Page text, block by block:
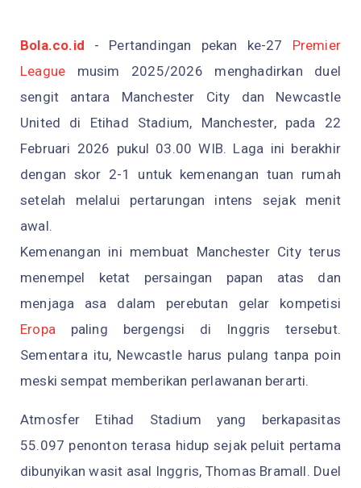
Bola.co.id - Pertandingan pekan ke-27 Premier
League musim 2025/2026 menghadirkan duel
sengit antara Manchester City dan Newcastle
United di Etihad Stadium, Manchester, pada 22
Februari 2026 pukul 03.00 WIB. Laga ini berakhir
dengan skor 2-1 untuk kemenangan tuan rumah
setelah melalui pertarungan intens sejak menit
awal.
Kemenangan ini membuat Manchester City terus
menempel ketat persaingan papan atas dan
menjaga asa dalam perebutan gelar kompetisi
Eropa paling bergengsi di Inggris tersebut.
Sementara itu, Newcastle harus pulang tanpa poin
meski sempat memberikan perlawanan berarti.
Atmosfer Etihad Stadium yang berkapasitas
55.097 penonton terasa hidup sejak peluit pertama
dibunyikan wasit asal Inggris, Thomas Bramall. Duel